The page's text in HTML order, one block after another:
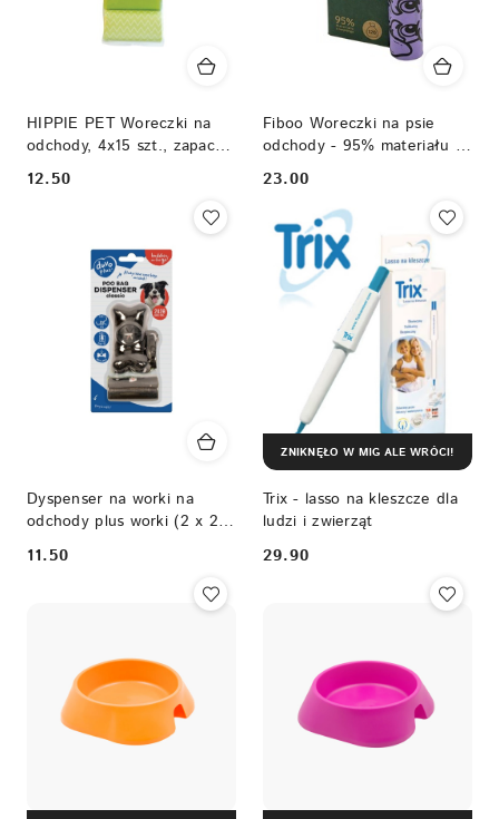
HIPPIE PET Woreczki na
odchody, 4x15 szt., zapach
cytrynowy
Cena:
12.50
Fiboo Woreczki na psie
odchody - 95% materiału z
recyklingu 8 rolek x 15
woreczków = 120 sztuk
Cena:
23.00
Dyspenser na worki na
odchody plus worki (2 x 20
szt) Duvo+
Cena:
11.50
Trix - lasso na kleszcze dla
ludzi i zwierząt
Cena:
29.90
ZNIKNĘŁO W MIG ALE WRÓCI!